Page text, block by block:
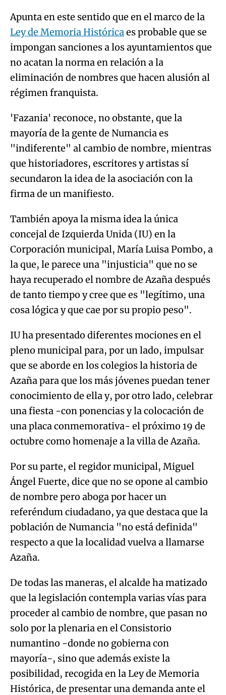
Apunta en este sentido que en el marco de la
Ley de Memoria Históricaes probable que se
impongan sanciones a los ayuntamientos que
no acatan la norma en relación a la
eliminación de nombres que hacen alusión al
régimen franquista.
'Fazania' reconoce, no obstante, que la
mayoría de la gente de Numancia es
"indiferente" al cambio de nombre, mientras
que historiadores, escritores y artistas sí
secundaron la idea de la asociación con la
firma de un manifiesto.
También apoya la misma idea la única
concejal de Izquierda Unida (IU) en la
Corporación municipal, María Luisa Pombo, a
la que, le parece una "injusticia" que no se
haya recuperado el nombre de Azaña después
de tanto tiempo y cree que es "legítimo, una
cosa lógica y que cae por su propio peso".
IU ha presentado diferentes mociones en el
pleno municipal para, por un lado, impulsar
que se aborde en los colegios la historia de
Azaña para que los más jóvenes puedan tener
conocimiento de ella y, por otro lado, celebrar
una fiesta -con ponencias y la colocación de
una placa conmemorativa- el próximo 19 de
octubre como homenaje a la villa de Azaña.
Por su parte, el regidor municipal, Miguel
Ángel Fuerte, dice que no se opone al cambio
de nombre pero aboga por hacer un
referéndum ciudadano, ya que destaca que la
población de Numancia "no está definida"
respecto a que la localidad vuelva a llamarse
Azaña.
De todas las maneras, el alcalde ha matizado
que la legislación contempla varias vías para
proceder al cambio de nombre, que pasan no
solo por la plenaria en el Consistorio
numantino -donde no gobierna con
mayoría-, sino que además existe la
posibilidad, recogida en la Ley de Memoria
Histórica, de presentar una demanda ante el